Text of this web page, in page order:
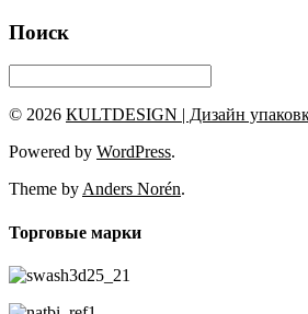
Поиск
© 2026 КULTDESIGN | Дизайн
Powered by WordPress.
Theme by Anders Norén.
Торговые марки